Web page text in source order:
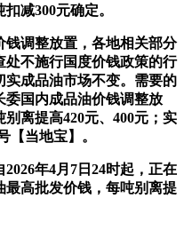
减300元确定。
调整放置，各地相关部分
不施行国度价钱政策的行
实成品油市场不变。需要的
委国内成品油价钱调整放
离提高420元、400元；实
【当地宝】。
年4月7日24时起，正在
高批发价钱，每吨别离提